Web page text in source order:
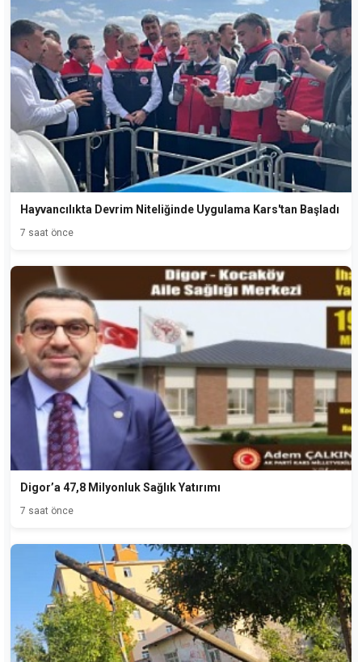
Hayvancılıkta Devrim Niteliğinde Uygulama Kars'tan Başladı
7 saat önce
Digor’a 47,8 Milyonluk Sağlık Yatırımı
7 saat önce